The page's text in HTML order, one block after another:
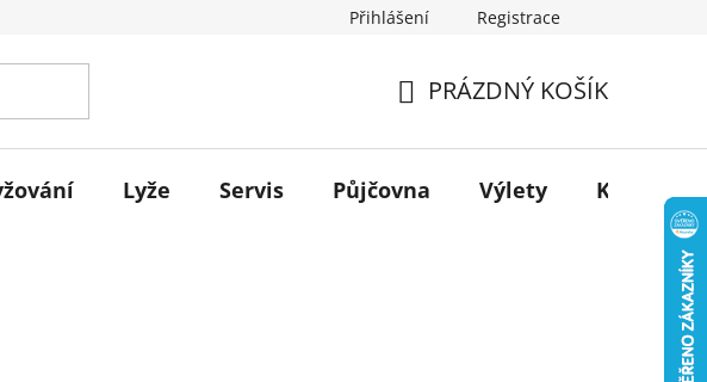
Přihlášení Registrace
KOŠÍK
PRÁZDNÝ KOŠÍK
Lyže Servis Půjčovna Výlety Kontakt